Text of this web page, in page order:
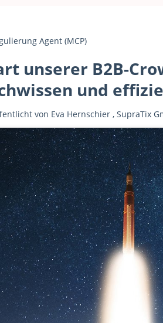
Agent (MCP)
unserer B2B-
und
von Eva Hernschier ,SupraTix